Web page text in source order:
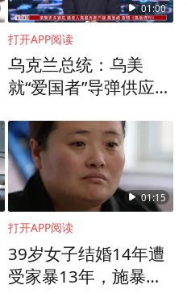
01:00
打开APP阅读
乌克兰总统：乌美
就“爱国者”导弹供应达
01:15
打开APP阅读
39岁女子结婚14年遭
受家暴13年，施暴者